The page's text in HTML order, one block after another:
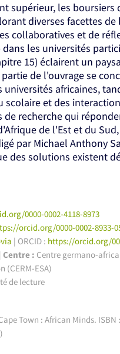
supérieur, les boursiers
diverses facettes
collaboratives et de
les universités
15) éclairent un
de l'ouvrage se
africaines,
et des
recherche qui
de l'Est et du
par Michael Anthony
des solutions existent
0000-0002-4118-8973
orcid.org/0000-0002-8933-
| ORCID : https://orcid.org/
Centre : Centre germano-
(CERM-ESA)
de lecture
Town : African Minds.